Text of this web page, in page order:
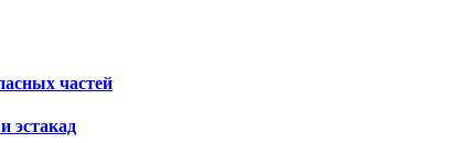
частей
эстакад